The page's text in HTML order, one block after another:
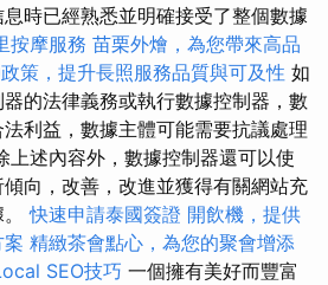
時已經熟悉並明確接受了整個數據
按摩服務 苗栗外燴，為您帶來高品
策，提升長照服務品質與可及性 如
的法律義務或執行數據控制器，數
利益，數據主體可能需要抗議處理
上述內容外，數據控制器還可以使
向，改善，改進並獲得有關網站充
。快速申請泰國簽證 開飲機，提供
精緻茶會點心，為您的聚會增添
SEO技巧 一個擁有美好而豐富